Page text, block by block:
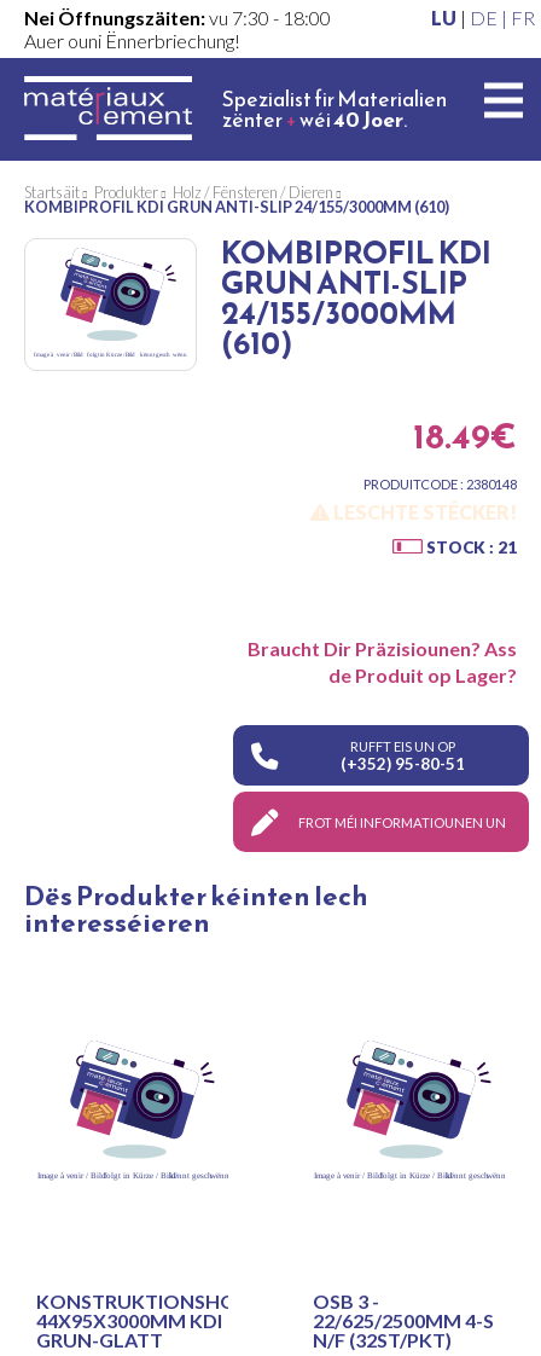
Nei Öffnungszäiten:vu 7:30 - 18:00
Auer ouni Ënnerbriechung!
LU | DE | FR
Spezialist fir Materialien
zënter+wéi40 Joer.
Startsäit Produkter Holz / Fënsteren / Dieren
KOMBIPROFIL KDI GRUN ANTI-SLIP 24/155/3000MM (610)
KOMBIPROFIL KDI
GRUN ANTI-SLIP
24/155/3000MM
(610)
18.49€
PRODUITCODE : 2380148
LESCHTE STÉCKER!
STOCK : 21
Braucht Dir Präzisiounen? Ass
de Produit op Lager?
RUFFT EIS UN OP
(+352) 95-80-51
FROT MÉI INFORMATIOUNEN UN
Dës Produkter kéinten Iech
interesséieren
KONSTRUKTIONSHOLZ
44X95X3000MM KDI
GRUN-GLATT
OSB 3 -
22/625/2500MM 4-S
N/F (32ST/PKT)